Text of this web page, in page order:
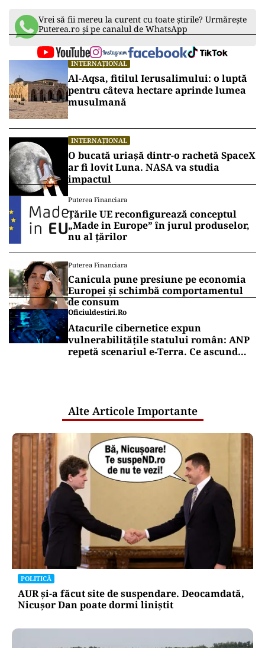
Vrei să fii mereu la curent cu toate știrile? Urmărește
Puterea.ro și pe canalul de WhatsApp
INTERNAȚIONAL
Al-Aqsa, fitilul Ierusalimului: o luptă
pentru câteva hectare aprinde lumea
musulmană
INTERNAȚIONAL
O bucată uriașă dintr-o rachetă SpaceX
ar fi lovit Luna. NASA va studia
impactul
Puterea Financiara
Țările UE reconfigurează conceptul
„Made in Europe” în jurul produselor,
nu al țărilor
Puterea Financiara
Canicula pune presiune pe economia
Europei și schimbă comportamentul
de consum
Oficiuldestiri.ro
Atacurile cibernetice expun
vulnerabilitățile statului român: ANP
repetă scenariul e‑Terra. Ce ascund
Alte Articole Importante
POLITICĂ
AUR și-a făcut site de suspendare. Deocamdată,
Nicușor Dan poate dormi liniștit